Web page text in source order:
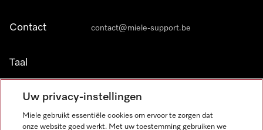
Contact contact@miele-support.be
Taal
NEDERLANDS
Uw privacy-instellingen
Miele gebruikt essentiële cookies om ervoor te zorgen dat
onze website goed werkt. Met uw toestemming gebruiken we